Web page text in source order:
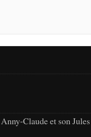
Claude et son